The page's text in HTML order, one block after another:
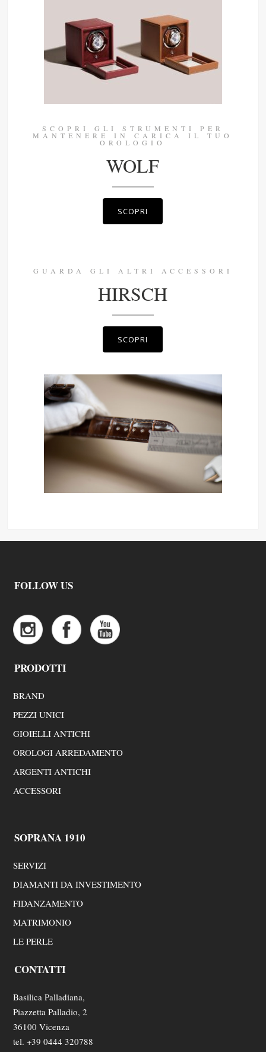
SCOPRI GLI STRUMENTI PER
MANTENERE IN CARICA IL TUO
OROLOGIO
WOLF
SCOPRI
GUARDA GLI ALTRI ACCESSORI
HIRSCH
SCOPRI
FOLLOW US
PRODOTTI
BRAND
PEZZI UNICI
GIOIELLI ANTICHI
OROLOGI ARREDAMENTO
ARGENTI ANTICHI
ACCESSORI
SOPRANA 1910
SERVIZI
DIAMANTI DA INVESTIMENTO
FIDANZAMENTO
MATRIMONIO
LE PERLE
CONTATTI
Basilica Palladiana,
Piazzetta Palladio, 2
36100 Vicenza
tel. +39 0444 320788